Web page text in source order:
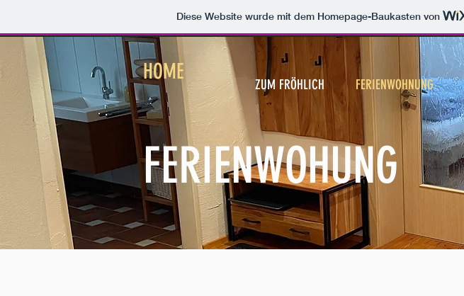
Diese Website wurde mit dem Homepage-Baukasten von
HOME
ZUM FRÖHLICH FERIENWOHNUNG
FERIENWOHUNG